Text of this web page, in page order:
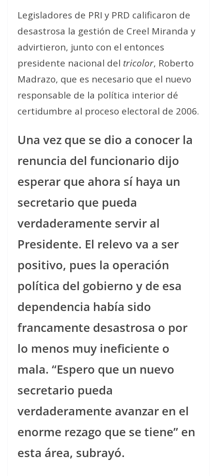
Legisladores de PRI y PRD calificaron de
desastrosa la gestión de Creel Miranda y
advirtieron, junto con el entonces
presidente nacional del tricolor, Roberto
Madrazo, que es necesario que el nuevo
responsable de la política interior dé
certidumbre al proceso electoral de 2006.
Una vez que se dio a conocer la
renuncia del funcionario dijo
esperar que ahora sí haya un
secretario que pueda
verdaderamente servir al
Presidente. El relevo va a ser
positivo, pues la operación
política del gobierno y de esa
dependencia había sido
francamente desastrosa o por
lo menos muy ineficiente o
mala. “Espero que un nuevo
secretario pueda
verdaderamente avanzar en el
enorme rezago que se tiene” en
esta área, subrayó.